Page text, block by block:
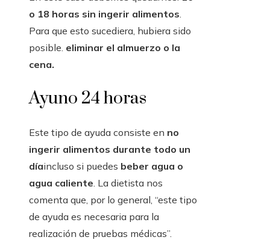
o 18 horas sin ingerir alimentos
Para que esto sucediera, hubiera sido
posible. eliminar el almuerzo o la
cena.
Ayuno 24 horas
Este tipo de ayuda consiste en no
ingerir alimentos durante todo un
díaincluso si puedes beber agua o
agua caliente . La dietista nos
comenta que, por lo general, “este tipo
de ayuda es necesaria para la
realización de pruebas médicas”.